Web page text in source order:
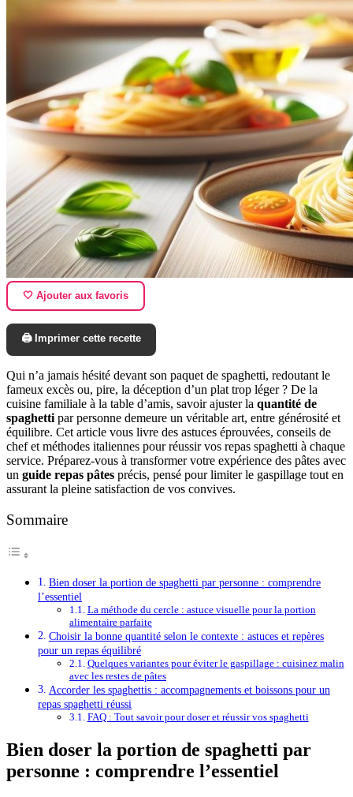
🤍 Ajouter aux favoris
🖨️ Imprimer cette recette
Qui n’a jamais hésité devant son paquet de spaghetti, redoutant le
fameux excès ou, pire, la déception d’un plat trop léger ? De la
cuisine familiale à la table d’amis, savoir ajuster la quantité de
spaghetti par personne demeure un véritable art, entre générosité et
équilibre. Cet article vous livre des astuces éprouvées, conseils de
chef et méthodes italiennes pour réussir vos repas spaghetti à chaque
service. Préparez-vous à transformer votre expérience des pâtes avec
un guide repas pâtes précis, pensé pour limiter le gaspillage tout en
assurant la pleine satisfaction de vos convives.
Sommaire
Bien doser la portion de spaghetti par personne : comprendre
l’essentiel
La méthode du cercle : astuce visuelle pour la portion
alimentaire parfaite
Choisir la bonne quantité selon le contexte : astuces et repères
pour un repas équilibré
Quelques variantes pour éviter le gaspillage : cuisinez malin
avec les restes de pâtes
Accorder les spaghettis : accompagnements et boissons pour un
repas spaghetti réussi
FAQ : Tout savoir pour doser et réussir vos spaghetti
Bien doser la portion de spaghetti par
personne : comprendre l’essentiel